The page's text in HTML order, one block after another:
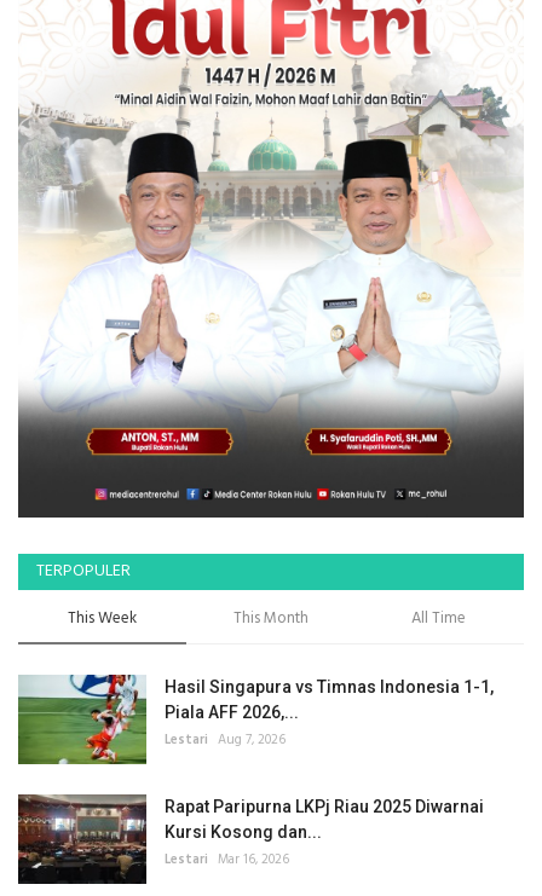
TERPOPULER
This Week This Month All Time
Hasil Singapura vs Timnas Indonesia 1-1,
Piala AFF 2026,...
Lestari Aug 7, 2026
Rapat Paripurna LKPj Riau 2025 Diwarnai
Kursi Kosong dan...
Lestari Mar 16, 2026